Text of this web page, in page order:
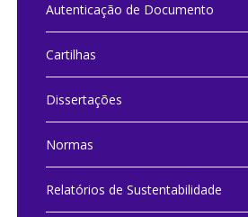
Autenticação de Documento
Cartilhas
Dissertações
Normas
Relatórios de Sustentabilidade